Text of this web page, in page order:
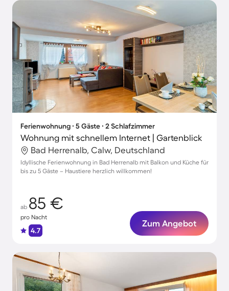
Ferienwohnung ∙ 5 Gäste ∙ 2 Schlafzimmer
Wohnung mit schnellem Internet | Gartenblick
Bad Herrenalb, Calw, Deutschland
Idyllische Ferienwohnung in Bad Herrenalb mit Balkon und Küche für
bis zu 5 Gäste – Haustiere herzlich willkommen!
ab 85 €
pro Nacht
4.7
Zum Angebot